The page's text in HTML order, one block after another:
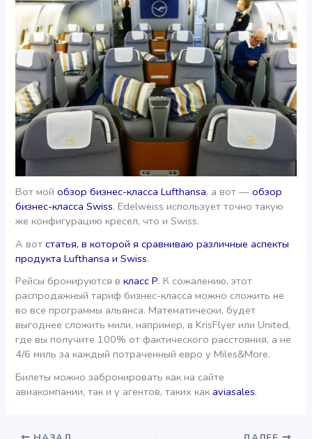
Вот мойобзор бизнес-класса Lufthansa, а вот — обзор
бизнес-класса Swiss. Edelweiss использует точно такую
же конфигурацию кресел, что и Swiss.
А вотстатья, в которой я сравниваю различные аспекты
продукта Lufthansa и Swiss.
Рейсы бронируются вкласс Р. К сожалению, этот
распродажный тариф бизнес-класса можно сложить не
во все программы альянса. Математически, будет
выгоднее сложить мили, например, в KrisFlyer или United,
где вы получите 100% от фактического расстояния, а не
4/6 миль за каждый потраченный евро у Miles&More.
Билеты можно забронировать как на сайте
авиакомпании, так и у агентов, таких какaviasales.